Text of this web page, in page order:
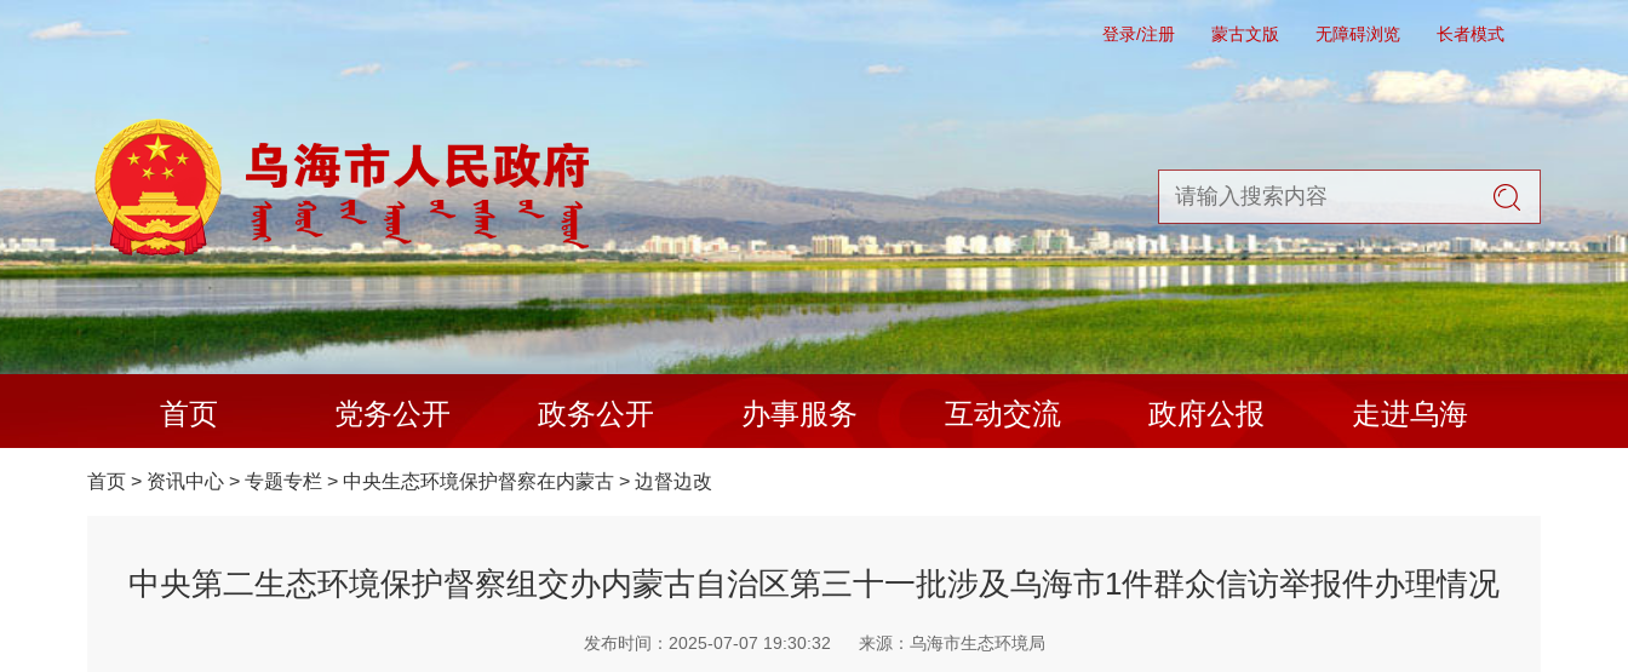
登录/注册 蒙古文版 无障碍浏览 长者模式
首页 党务公开 政务公开 办事服务 互动交流 政府公报 走进乌海
首页 > 资讯中心 > 专题专栏 > 中央生态环境保护督察在内蒙古 > 边督边改
中央第二生态环境保护督察组交办内蒙古自治区第三十一批涉及乌海市1件群众信访举报件办理情况
发布时间：2025-07-07 19:30:32 来源：乌海市生态环境局